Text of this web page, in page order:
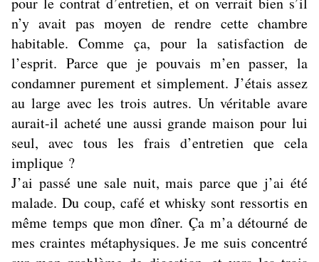
n’y avait pas moyen de rendre cette chambre
habitable. Comme ça, pour la satisfaction de
l’esprit. Parce que je pouvais m’en passer, la
condamner purement et simplement. J’étais assez
au large avec les trois autres. Un véritable avare
aurait-il acheté une aussi grande maison pour lui
seul, avec tous les frais d’entretien que cela
implique ?
J’ai passé une sale nuit, mais parce que j’ai été
malade. Du coup, café et whisky sont ressortis en
même temps que mon dîner. Ça m’a détourné de
mes craintes métaphysiques. Je me suis concentré